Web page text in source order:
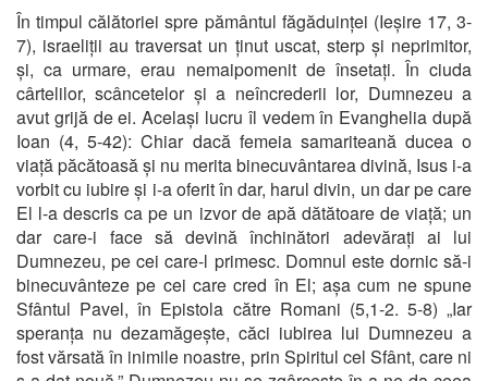
În timpul călătoriei spre pământul făgăduinței (Ieșire 17, 3-
7), israeliții au traversat un ținut uscat, sterp și neprimitor,
și, ca urmare, erau nemaipomenit de însetați. În ciuda
cârtelilor, scâncetelor și a neîncrederii lor, Dumnezeu a
avut grijă de ei. Același lucru îl vedem în Evanghelia după
Ioan (4, 5-42): Chiar dacă femeia samariteană ducea o
viață păcătoasă și nu merita binecuvântarea divină, Isus i-a
vorbit cu iubire și i-a oferit în dar, harul divin, un dar pe care
El l-a descris ca pe un izvor de apă dătătoare de viață; un
dar care-i face să devină închinători adevărați ai lui
Dumnezeu, pe cei care-l primesc. Domnul este dornic să-i
binecuvânteze pe cei care cred în El; așa cum ne spune
Sfântul Pavel, în Epistola către Romani (5,1-2. 5-8) „Iar
speranța nu dezamăgește, căci iubirea lui Dumnezeu a
fost vărsată în inimile noastre, prin Spiritul cel Sfânt, care ni